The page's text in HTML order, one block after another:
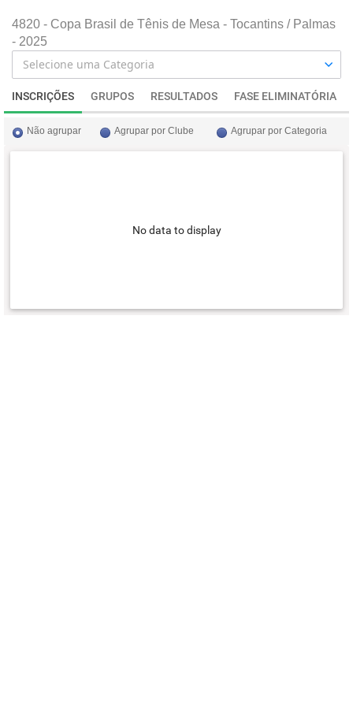
4820 - Copa Brasil de Tênis de Mesa - Tocantins / Palmas
- 2025
INSCRIÇÕES GRUPOS RESULTADOS FASE ELIMINATÓRIA
Não agrupar Agrupar por Clube Agrupar por Categoria
No data to display